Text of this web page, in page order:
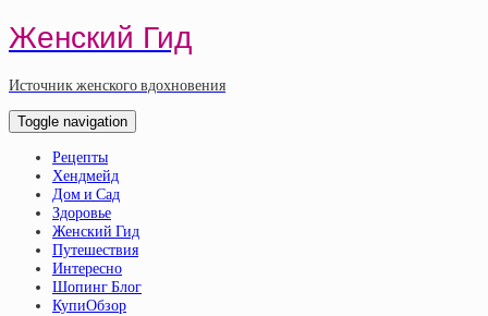
Женский Гид
Источник женского вдохновения
Toggle navigation
Рецепты
Хендмейд
Дом и Сад
Здоровье
Женский Гид
Путешествия
Интересно
Шопинг Блог
КупиОбзор